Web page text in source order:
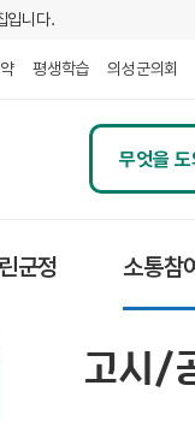
입니다.
평생학습 의성군의회
군정 소통참
고시/